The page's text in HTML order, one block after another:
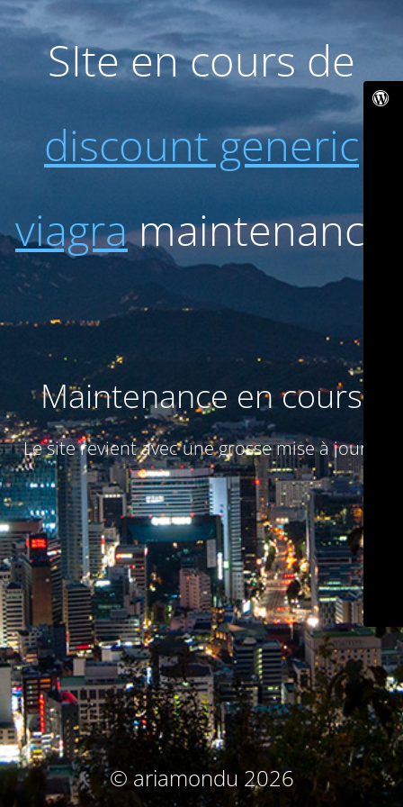
SIte en cours de
discount generic
viagramaintenance
Maintenance en cours
Le site revient avec une grosse mise à jour :)
© ariamondu 2026